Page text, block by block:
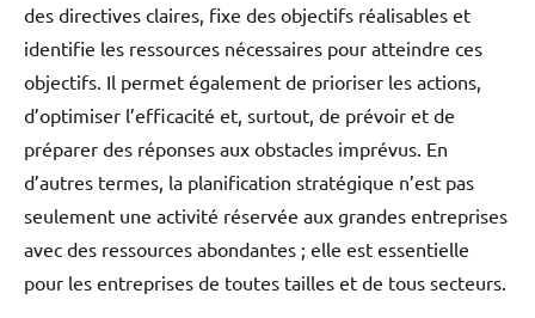
des directives claires, fixe des objectifs réalisables et
identifie les ressources nécessaires pour atteindre ces
objectifs. Il permet également de prioriser les actions,
d’optimiser l’efficacité et, surtout, de prévoir et de
préparer des réponses aux obstacles imprévus. En
d’autres termes, la planification stratégique n’est pas
seulement une activité réservée aux grandes entreprises
avec des ressources abondantes ; elle est essentielle
pour les entreprises de toutes tailles et de tous secteurs.